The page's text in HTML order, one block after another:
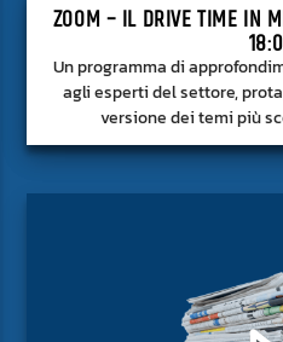
ZOOM – IL DRIVE TIME IN
Un programma di
agli esperti del settore,
versione dei temi più